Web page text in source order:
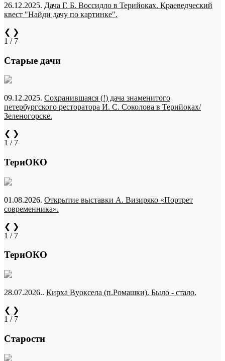
26.12.2025. Дача Г. Б. Воссидло в Терийоках. Краеведческий
квест "Найди дачу по картинке".
❮ ❯
1 / 7
Старые дачи
09.12.2025. Сохранившаяся (!) дача знаменитого
петербургского ресторатора И. С. Соколова в Терийоках/
Зеленогорске.
❮ ❯
1 / 7
ТериОКО
01.08.2026. Открытие выставки А. Визиряко «Портрет
современника».
❮ ❯
1 / 7
ТериОКО
28.07.2026.. Кирха Вуоксела (п.Ромашки). Было - стало.
❮ ❯
1 / 7
Старости